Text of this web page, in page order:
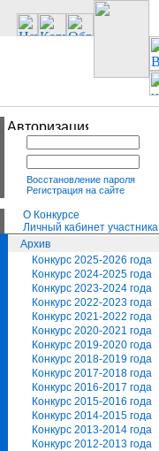
Восстановление пароля
Регистрация на сайте
О Конкурсе
Личный кабинет участника
Архив
Конкурс 2025-2026 года
Конкурс 2024-2025 года
Конкурс 2023-2024 года
Конкурс 2022-2023 года
Конкурс 2021-2022 года
Конкурс 2020-2021 года
Конкурс 2019-2020 года
Конкурс 2018-2019 года
Конкурс 2017-2018 года
Конкурс 2016-2017 года
Конкурс 2015-2016 года
Конкурс 2014-2015 года
Конкурс 2013-2014 года
Конкурс 2012-2013 года